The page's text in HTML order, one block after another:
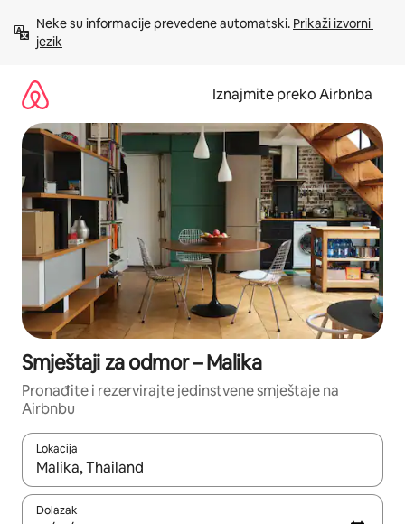
sadržaj
Neke su informacije prevedene automatski. Prikaži izvorni
jezik
Iznajmite preko Airbnba
Smještaji za odmor – Malika
Pronađite i rezervirajte jedinstvene smještaje na
Airbnbu
Lokacija
Kada budu dostupni rezultati, moći ćete ih pregledati
Dolazak